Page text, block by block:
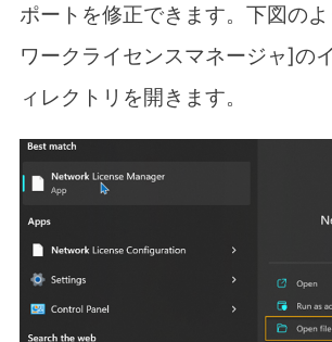
ポートを修正できます。 下図の
ワークライセンスマネージャ]の
ィレクトリを開きます。